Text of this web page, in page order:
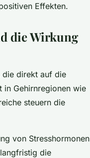
Effekten.
die Wirkung
die direkt auf die
in Gehirnregionen wie
steuern die
von Stresshormonen
die